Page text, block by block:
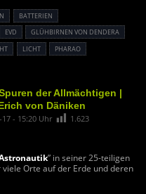
BATTERIEN
EVD
GLÜHBIRNEN VON DENDERA
LICHT PHARAO
der Allmächtigen |
von Däniken
17 - 15:20 Uhr 1.623
” in seiner 25-teiligen
Orte auf der Erde und deren